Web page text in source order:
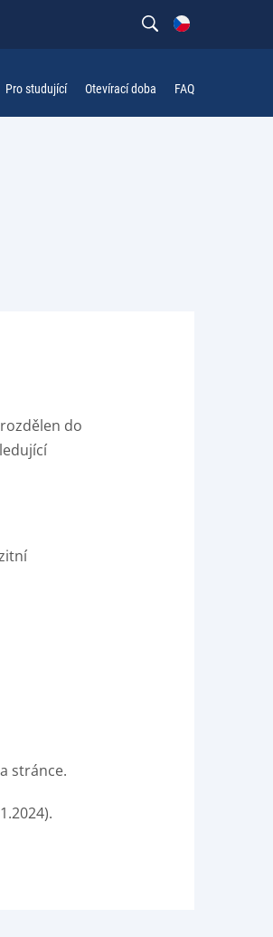
Pro studující Otevírací doba FAQ
do
stránce.